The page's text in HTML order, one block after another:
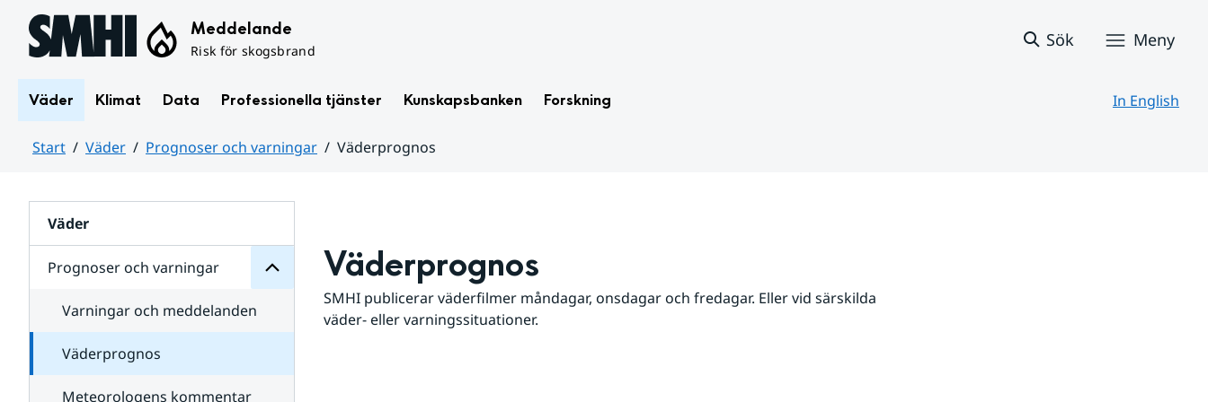
Hoppa till sidans innehåll Meddelande
Risk för skogsbrand
Sök Meny
Väder Klimat Data Professionella tjänster Kunskapsbanken Forskning In English
Start Väder Prognoser och varningar
Väderprognos
Väder
Prognoser och varningar
för
varningar
Varningar och meddelanden
Väderprognos
Meteorologens kommentar
Väderprognos
SMHI publicerar väderfilmer måndagar, onsdagar och fredagar. Eller vid särskilda
väder- eller varningssituationer.